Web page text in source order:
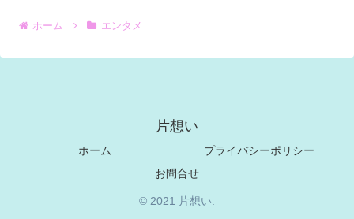
ホーム エンタメ
片想い
ホーム
プライバシーポリシー
お問合せ
© 2021 片想い.